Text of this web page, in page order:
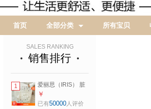
首页 全部分类 所有宝贝
SALES RANKING
销售排行
1
爱丽思（IRIS） 脏
衣篓浴室大号脏衣
篓塑料洗衣篮装脏
￥
已有50000人评价